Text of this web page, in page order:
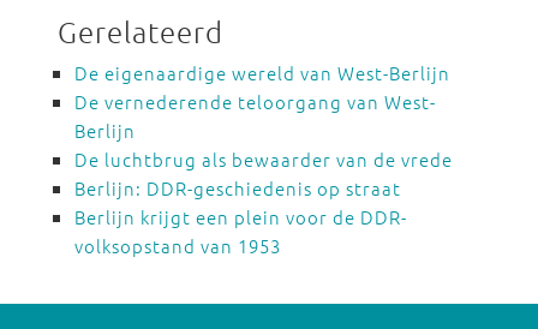
Gerelateerd
De eigenaardige wereld van West-Berlijn
De vernederende teloorgang van West-
Berlijn
De luchtbrug als bewaarder van de vrede
Berlijn: DDR-geschiedenis op straat
Berlijn krijgt een plein voor de DDR-
volksopstand van 1953